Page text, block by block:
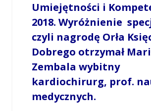
Umiejętności i
2018. Wyróżnienie
czyli nagrodę Orła
Dobrego otrzymał
Zembala wybitny
kardiochirurg, prof.
medycznych.